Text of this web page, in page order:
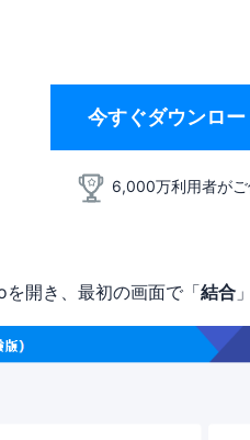
今すぐダウンロー
6,000万利用者が
開き、最初の画面で「結合